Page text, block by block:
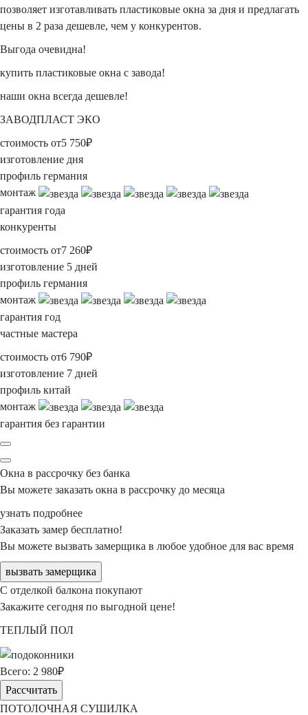
позволяет изготавливать пластиковые окна за дня и предлагать
цены в 2 раза дешевле, чем у конкурентов.
Выгода очевидна!
купить пластиковые окна с завода!
наши окна всегда дешевле!
ЗАВОДПЛАСТ ЭКО
стоимость от5 750₽
изготовление дня
профиль германия
монтаж
гарантия года
конкуренты
стоимость от7 260₽
изготовление 5 дней
профиль германия
монтаж
гарантия год
частные мастера
стоимость от6 790₽
изготовление 7 дней
профиль китай
монтаж
гарантия без гарантии
Окна в рассрочку без банка
Вы можете заказать окна в рассрочку до месяца
узнать подробнее
Заказать замер бесплатно!
Вы можете вызвать замерщика в любое удобное для вас время
вызвать замерщика
С отделкой балкона покупают
Закажите сегодня по выгодной цене!
ТЕПЛЫЙ ПОЛ
Всего: 2 980₽
Рассчитать
ПОТОЛОЧНАЯ СУШИЛКА